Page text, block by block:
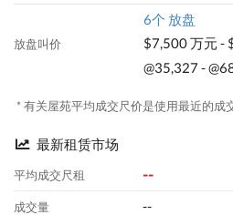
放盘叫价
6个 放盘
$7,500 万元 -
@35,327 -
* 有关屋苑平均成交尺价是使用最近的成
最新租赁市场
平均成交尺租 --
成交量 --